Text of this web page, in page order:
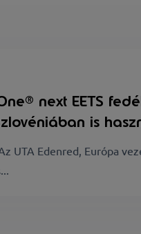
next EETS
is
UTA Edenred, Európa